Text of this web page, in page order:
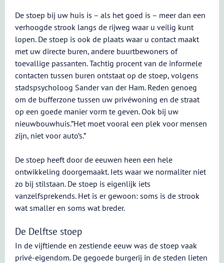
De stoep bij uw huis is – als het goed is – meer dan een
verhoogde strook langs de rijweg waar u veilig kunt
lopen. De stoep is ook de plaats waar u contact maakt
met uw directe buren, andere buurtbewoners of
toevallige passanten. Tachtig procent van de informele
contacten tussen buren ontstaat op de stoep, volgens
stadspsycholoog Sander van der Ham. Reden genoeg
om de bufferzone tussen uw privéwoning en de straat
op een goede manier vorm te geven. Ook bij uw
nieuwbouwhuis.”Het moet vooral een plek voor mensen
zijn, niet voor auto’s.”
De stoep heeft door de eeuwen heen een hele
ontwikkeling doorgemaakt. Iets waar we normaliter niet
zo bij stilstaan. De stoep is eigenlijk iets
vanzelfsprekends. Het is er gewoon: soms is de strook
wat smaller en soms wat breder.
De Delftse stoep
In de vijftiende en zestiende eeuw was de stoep vaak
privé-eigendom. De gegoede burgerij in de steden lieten